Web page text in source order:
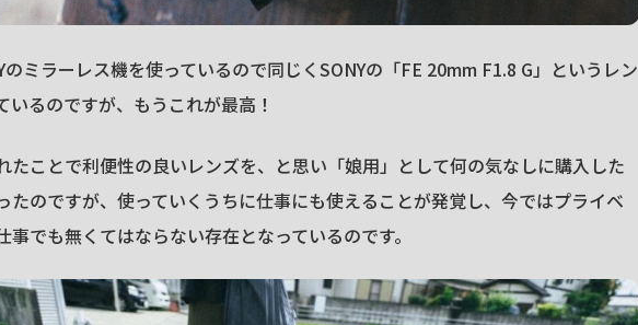
のミラーレス機を使っているので同じくSONYの「FE 20mm F1.8 G」というレン
いるのですが、もうこれが最高！
たことで利便性の良いレンズを、と思い「娘用」として何の気なしに購入した
たのですが、使っていくうちに仕事にも使えることが発覚し、今ではプライベ
事でも無くてはならない存在となっているのです。